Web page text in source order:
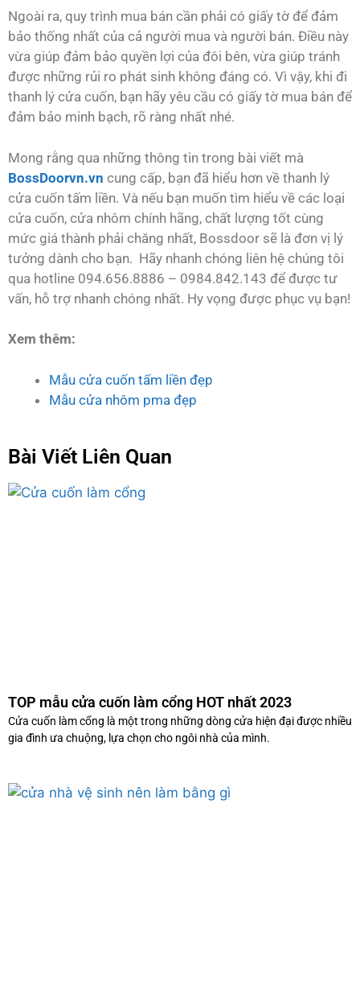
Ngoài ra, quy trình mua bán cần phải có giấy tờ để đảm
bảo thống nhất của cả người mua và người bán. Điều này
vừa giúp đảm bảo quyền lợi của đôi bên, vừa giúp tránh
được những rủi ro phát sinh không đáng có. Vì vậy, khi đi
thanh lý cửa cuốn, bạn hãy yêu cầu có giấy tờ mua bán để
đảm bảo minh bạch, rõ ràng nhất nhé.
Mong rằng qua những thông tin trong bài viết mà
BossDoorvn.vn cung cấp, bạn đã hiểu hơn về thanh lý
cửa cuốn tấm liền. Và nếu bạn muốn tìm hiểu về các loại
cửa cuốn, cửa nhôm chính hãng, chất lượng tốt cùng
mức giá thành phải chăng nhất, Bossdoor sẽ là đơn vị lý
tưởng dành cho bạn. Hãy nhanh chóng liên hệ chúng tôi
qua hotline 094.656.8886 – 0984.842.143 để được tư
vấn, hỗ trợ nhanh chóng nhất. Hy vọng được phục vụ bạn!
Xem thêm:
Mẫu cửa cuốn tấm liền đẹp
Mẫu cửa nhôm pma đẹp
Bài Viết Liên Quan
TOP mẫu cửa cuốn làm cổng HOT nhất 2023
Cửa cuốn làm cổng là một trong những dòng cửa hiện đại được nhiều
gia đình ưa chuộng, lựa chọn cho ngôi nhà của mình.